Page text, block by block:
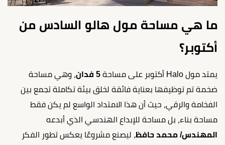
ما هي مساحة مول هالو السادس من
أكتوبر؟
يمتد مول Halo أكتوبر على مساحة 5 فدان
، وهي مساحة
ضخمة تم توظيفها بعناية فائقة لخلق بيئة تكاملة تجمع بين
الفخامة والرقي، حيث أن هذا الامتداد الواسع لم يكن فقط
مساحة بناء، بل مساحة للإبداع الهندسي الذي أبدعه
المهندس/ محمد حافظ، ليصنع مشروعًا يعكس تطور الفكر